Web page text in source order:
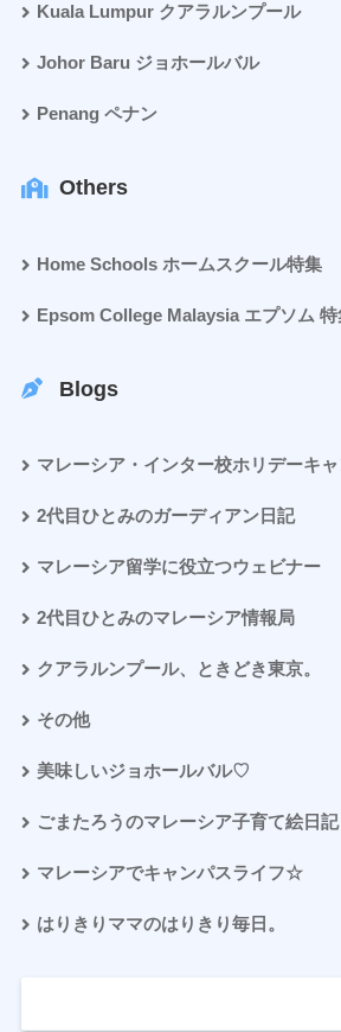
Kuala Lumpur クアラルンプール
Johor Baru ジョホールバル
Penang ペナン
Others
Home Schools ホームスクール特集
Epsom College Malaysia エプソム 特
Blogs
マレーシア・インター校ホリデーキ
2代目ひとみのガーディアン日記
マレーシア留学に役立つウェビナー
2代目ひとみのマレーシア情報局
クアラルンプール、ときどき東京。
その他
美味しいジョホールバル♡
ごまたろうのマレーシア子育て絵日記
マレーシアでキャンパスライフ☆
はりきりママのはりきり毎日。